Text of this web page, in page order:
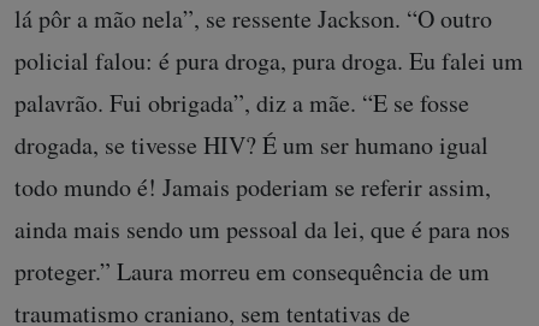
lá pôr a mão nela”, se ressente Jackson. “O outro
policial falou: é pura droga, pura droga. Eu falei um
palavrão. Fui obrigada”, diz a mãe. “E se fosse
drogada, se tivesse HIV? É um ser humano igual
todo mundo é! Jamais poderiam se referir assim,
ainda mais sendo um pessoal da lei, que é para nos
proteger.” Laura morreu em consequência de um
traumatismo craniano, sem tentativas de